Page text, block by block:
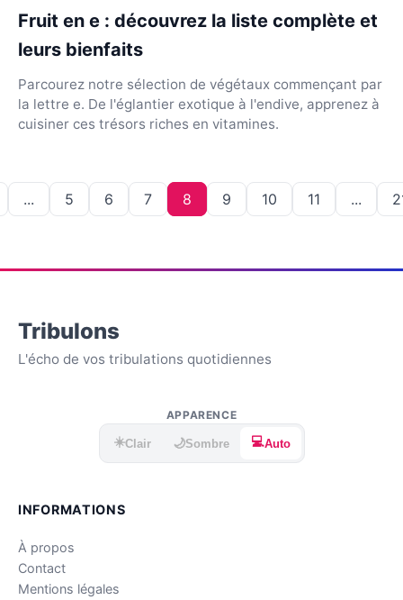
Fruit en e : découvrez la liste complète et
leurs bienfaits
Parcourez notre sélection de végétaux commençant par
la lettre e. De l'églantier exotique à l'endive, apprenez à
cuisiner ces trésors riches en vitamines.
... 5 6 7 8 9 10 11 ...
Tribulons
L'écho de vos tribulations quotidiennes
APPARENCE
☀️Clair 🌙Sombre 💻Auto
INFORMATIONS
À propos
Contact
Mentions légales